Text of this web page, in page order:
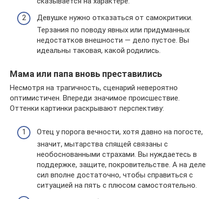
Девушке нужно отказаться от самокритики.
Терзания по поводу явных или придуманных
недостатков внешности — дело пустое. Вы
идеальны таковая, какой родились.
Мама или папа вновь преставились
Несмотря на трагичность, сценарий невероятно
оптимистичен. Впереди значимое происшествие.
Оттенки картинки раскрывают перспективу:
Отец у порога вечности, хотя давно на погосте,
значит, мытарства спящей связаны с
необоснованными страхами. Вы нуждаетесь в
поддержке, защите, покровительстве. А на деле
сил вполне достаточно, чтобы справиться с
ситуацией на пять с плюсом самостоятельно.